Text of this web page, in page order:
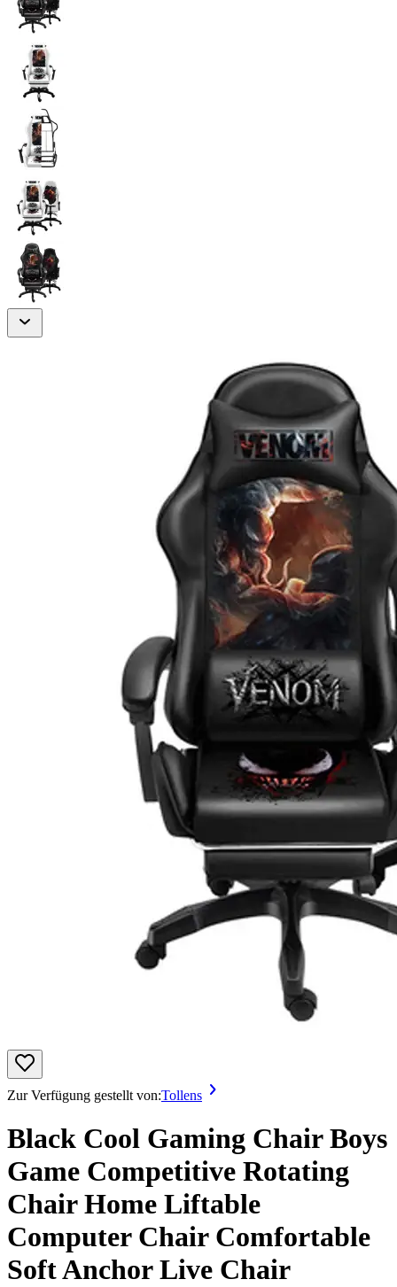
Zur Verfügung gestellt von:Tollens
Black Cool Gaming Chair Boys
Game Competitive Rotating
Chair Home Liftable
Computer Chair Comfortable
Soft Anchor Live Chair